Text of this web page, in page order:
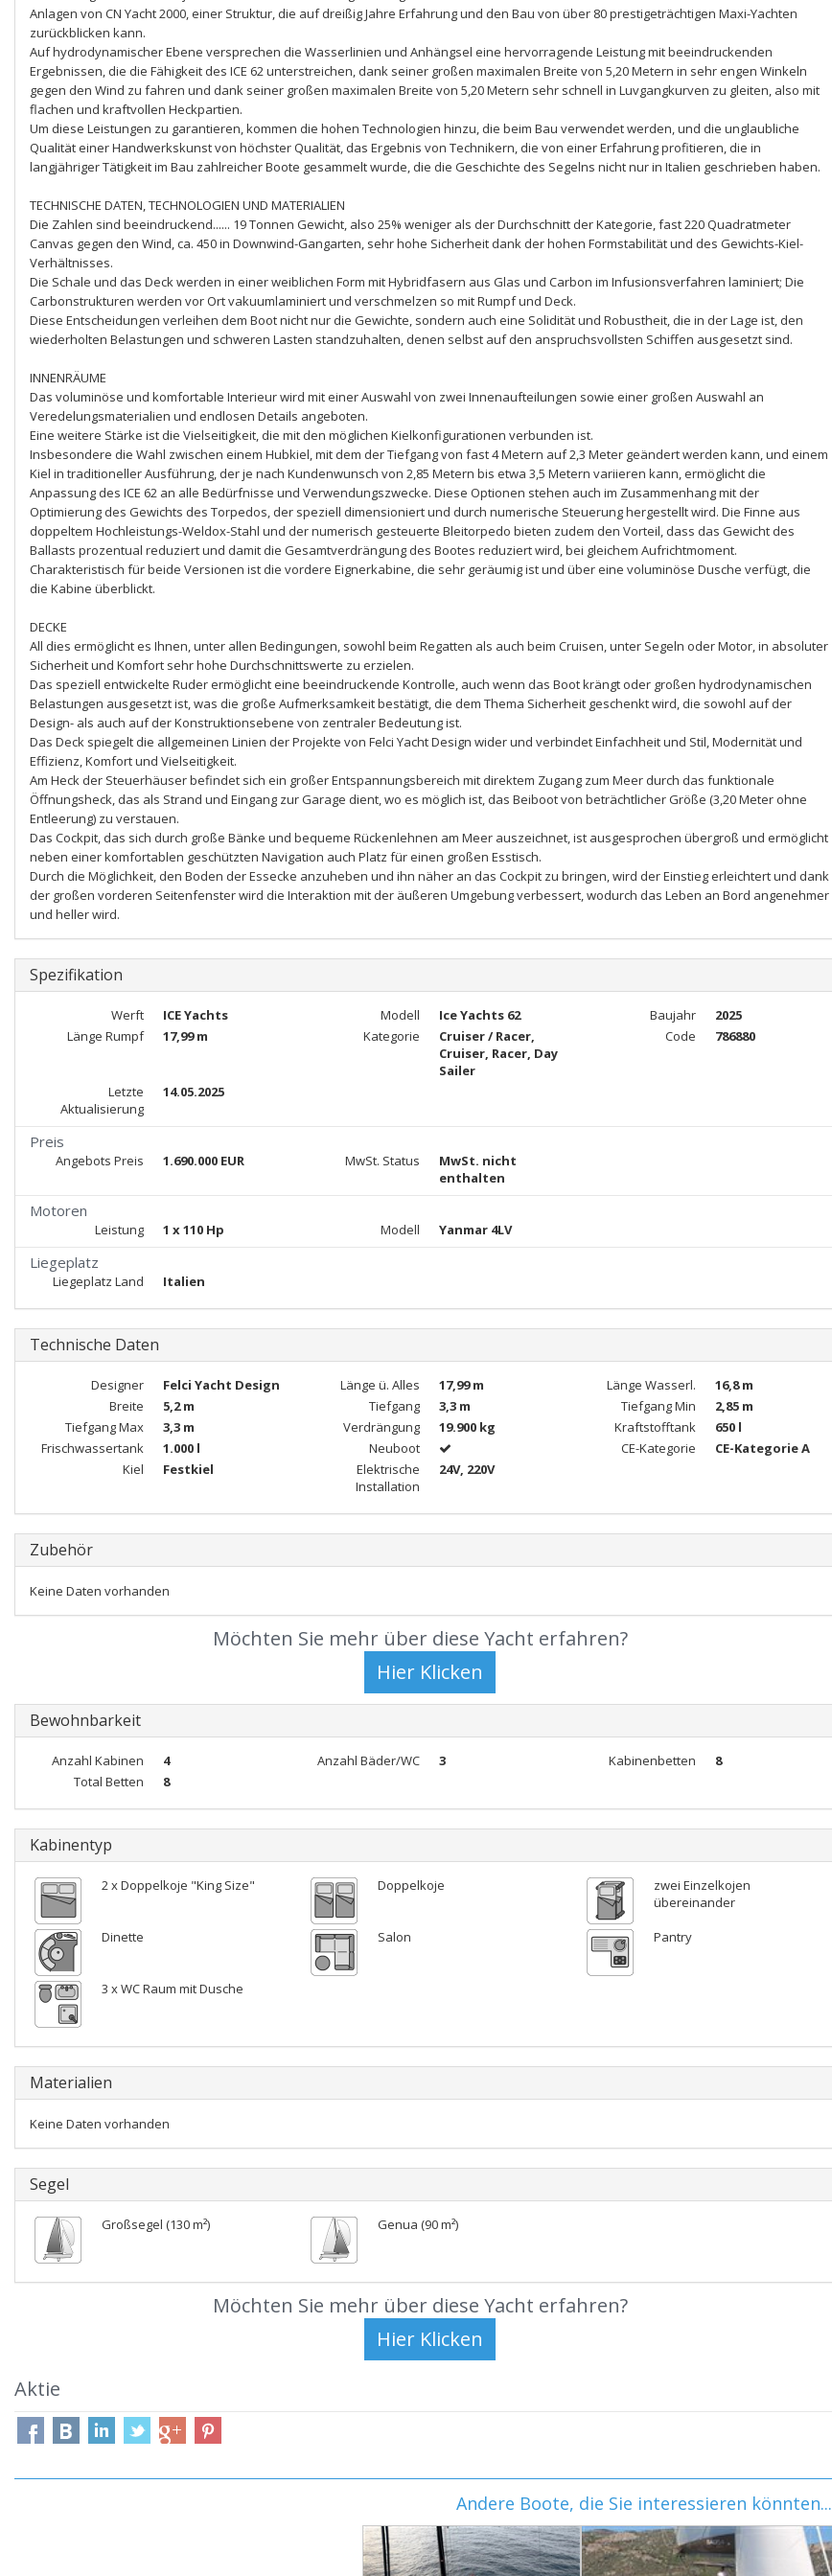
Anlagen von CN Yacht 2000, einer Struktur, die auf dreißig Jahre Erfahrung und den Bau von über 80 prestigeträchtigen Maxi-Yachten
zurückblicken kann.
Auf hydrodynamischer Ebene versprechen die Wasserlinien und Anhängsel eine hervorragende Leistung mit beeindruckenden
Ergebnissen, die die Fähigkeit des ICE 62 unterstreichen, dank seiner großen maximalen Breite von 5,20 Metern in sehr engen Winkeln
gegen den Wind zu fahren und dank seiner großen maximalen Breite von 5,20 Metern sehr schnell in Luvgangkurven zu gleiten, also mit
flachen und kraftvollen Heckpartien.
Um diese Leistungen zu garantieren, kommen die hohen Technologien hinzu, die beim Bau verwendet werden, und die unglaubliche
Qualität einer Handwerkskunst von höchster Qualität, das Ergebnis von Technikern, die von einer Erfahrung profitieren, die in
langjähriger Tätigkeit im Bau zahlreicher Boote gesammelt wurde, die die Geschichte des Segelns nicht nur in Italien geschrieben haben.
TECHNISCHE DATEN, TECHNOLOGIEN UND MATERIALIEN
Die Zahlen sind beeindruckend...... 19 Tonnen Gewicht, also 25% weniger als der Durchschnitt der Kategorie, fast 220 Quadratmeter
Canvas gegen den Wind, ca. 450 in Downwind-Gangarten, sehr hohe Sicherheit dank der hohen Formstabilität und des Gewichts-Kiel-
Verhältnisses.
Die Schale und das Deck werden in einer weiblichen Form mit Hybridfasern aus Glas und Carbon im Infusionsverfahren laminiert; Die
Carbonstrukturen werden vor Ort vakuumlaminiert und verschmelzen so mit Rumpf und Deck.
Diese Entscheidungen verleihen dem Boot nicht nur die Gewichte, sondern auch eine Solidität und Robustheit, die in der Lage ist, den
wiederholten Belastungen und schweren Lasten standzuhalten, denen selbst auf den anspruchsvollsten Schiffen ausgesetzt sind.
INNENRÄUME
Das voluminöse und komfortable Interieur wird mit einer Auswahl von zwei Innenaufteilungen sowie einer großen Auswahl an
Veredelungsmaterialien und endlosen Details angeboten.
Eine weitere Stärke ist die Vielseitigkeit, die mit den möglichen Kielkonfigurationen verbunden ist.
Insbesondere die Wahl zwischen einem Hubkiel, mit dem der Tiefgang von fast 4 Metern auf 2,3 Meter geändert werden kann, und einem
Kiel in traditioneller Ausführung, der je nach Kundenwunsch von 2,85 Metern bis etwa 3,5 Metern variieren kann, ermöglicht die
Anpassung des ICE 62 an alle Bedürfnisse und Verwendungszwecke. Diese Optionen stehen auch im Zusammenhang mit der
Optimierung des Gewichts des Torpedos, der speziell dimensioniert und durch numerische Steuerung hergestellt wird. Die Finne aus
doppeltem Hochleistungs-Weldox-Stahl und der numerisch gesteuerte Bleitorpedo bieten zudem den Vorteil, dass das Gewicht des
Ballasts prozentual reduziert und damit die Gesamtverdrängung des Bootes reduziert wird, bei gleichem Aufrichtmoment.
Charakteristisch für beide Versionen ist die vordere Eignerkabine, die sehr geräumig ist und über eine voluminöse Dusche verfügt, die
die Kabine überblickt.
DECKE
All dies ermöglicht es Ihnen, unter allen Bedingungen, sowohl beim Regatten als auch beim Cruisen, unter Segeln oder Motor, in absoluter
Sicherheit und Komfort sehr hohe Durchschnittswerte zu erzielen.
Das speziell entwickelte Ruder ermöglicht eine beeindruckende Kontrolle, auch wenn das Boot krängt oder großen hydrodynamischen
Belastungen ausgesetzt ist, was die große Aufmerksamkeit bestätigt, die dem Thema Sicherheit geschenkt wird, die sowohl auf der
Design- als auch auf der Konstruktionsebene von zentraler Bedeutung ist.
Das Deck spiegelt die allgemeinen Linien der Projekte von Felci Yacht Design wider und verbindet Einfachheit und Stil, Modernität und
Effizienz, Komfort und Vielseitigkeit.
Am Heck der Steuerhäuser befindet sich ein großer Entspannungsbereich mit direktem Zugang zum Meer durch das funktionale
Öffnungsheck, das als Strand und Eingang zur Garage dient, wo es möglich ist, das Beiboot von beträchtlicher Größe (3,20 Meter ohne
Entleerung) zu verstauen.
Das Cockpit, das sich durch große Bänke und bequeme Rückenlehnen am Meer auszeichnet, ist ausgesprochen übergroß und ermöglicht
neben einer komfortablen geschützten Navigation auch Platz für einen großen Esstisch.
Durch die Möglichkeit, den Boden der Essecke anzuheben und ihn näher an das Cockpit zu bringen, wird der Einstieg erleichtert und dank
der großen vorderen Seitenfenster wird die Interaktion mit der äußeren Umgebung verbessert, wodurch das Leben an Bord angenehmer
und heller wird.
Spezifikation
Werft ICE Yachts Modell Ice Yachts 62 Baujahr
2025
Länge Rumpf
17,99 m Kategorie
Cruiser / Racer,
Cruiser, Racer, Day
Sailer
Code 786880
Letzte
Aktualisierung
14.05.2025
Preis
Angebots Preis 1.690.000 EUR MwSt. Status
MwSt. nicht
enthalten
Motoren
Leistung 1 x 110 Hp Modell Yanmar 4LV
Liegeplatz
Liegeplatz Land Italien
Technische Daten
Designer Felci Yacht Design Länge ü. Alles 17,99 m Länge Wasserl.
16,8 m
Breite
5,2 m Tiefgang 3,3 m Tiefgang Min
2,85 m
Tiefgang Max
3,3 m Verdrängung 19.900 kg Kraftstofftank
650 l
Frischwassertank
1.000 l Neuboot CE-Kategorie
CE-Kategorie A
Kiel
Festkiel
Elektrische
Installation
24V, 220V
Zubehör
Keine Daten vorhanden
Möchten Sie mehr über diese Yacht erfahren?
Bewohnbarkeit
Anzahl Kabinen 4 Anzahl Bäder/WC 3 Kabinenbetten
8
Total Betten
8
Kabinentyp
2 x Doppelkoje "King Size" Doppelkoje
zwei Einzelkojen
übereinander
Dinette
Salon Pantry
3 x WC Raum mit Dusche
Materialien
Keine Daten vorhanden
Segel
Großsegel (130 m²) Genua (90 m²)
Möchten Sie mehr über diese Yacht erfahren?
Aktie
Andere Boote, die Sie interessieren könnten...